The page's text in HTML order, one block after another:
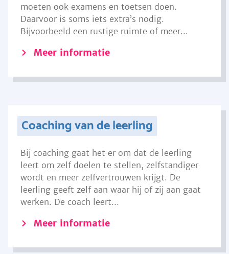
moeten ook examens en toetsen doen.
Daarvoor is soms iets extra’s nodig.
Bijvoorbeeld een rustige ruimte of meer...
Meer informatie
Coaching van de leerling
Bij coaching gaat het er om dat de leerling
leert om zelf doelen te stellen, zelfstandiger
wordt en meer zelfvertrouwen krijgt. De
leerling geeft zelf aan waar hij of zij aan gaat
werken. De coach leert...
Meer informatie